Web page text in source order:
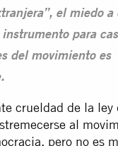
el miedo a
para
del movimiento es
crueldad de la ley
al
pero no es